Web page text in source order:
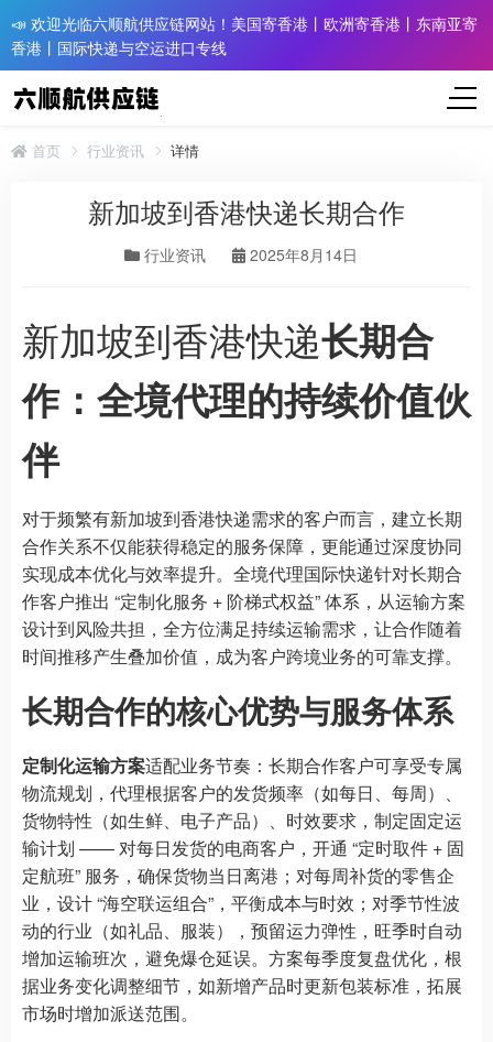
📣 欢迎光临六顺航供应链网站！美国寄香港丨欧洲寄香港丨东南亚寄
香港丨国际快递与空运进口专线
首页 行业资讯 详情
新加坡到香港快递长期合作
行业资讯 2025年8月14日
新加坡到香港快递长期合
作：全境代理的持续价值伙
伴
对于频繁有新加坡到香港快递需求的客户而言，建立长期
合作关系不仅能获得稳定的服务保障，更能通过深度协同
实现成本优化与效率提升。全境代理国际快递针对长期合
作客户推出 “定制化服务 + 阶梯式权益” 体系，从运输方案
设计到风险共担，全方位满足持续运输需求，让合作随着
时间推移产生叠加价值，成为客户跨境业务的可靠支撑。
长期合作的核心优势与服务体系
定制化运输方案适配业务节奏：长期合作客户可享受专属
物流规划，代理根据客户的发货频率（如每日、每周）、
货物特性（如生鲜、电子产品）、时效要求，制定固定运
输计划 —— 对每日发货的电商客户，开通 “定时取件 + 固
定航班” 服务，确保货物当日离港；对每周补货的零售企
业，设计 “海空联运组合”，平衡成本与时效；对季节性波
动的行业（如礼品、服装），预留运力弹性，旺季时自动
增加运输班次，避免爆仓延误。方案每季度复盘优化，根
据业务变化调整细节，如新增产品时更新包装标准，拓展
市场时增加派送范围。